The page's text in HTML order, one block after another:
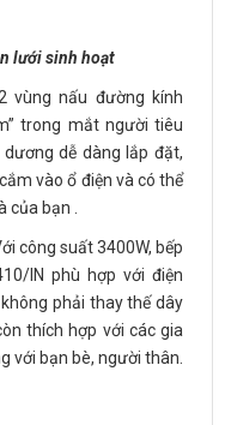
lưới sinh hoạt
vùng nấu đường kính
trong mắt người tiêu
dễ dàng lắp đặt,
vào ổ điện và có thể
bạn .
công suất 3400W, bếp
IN phù hợp với điện
phải thay thế dây
thích hợp với các gia
với bạn bè, người thân.